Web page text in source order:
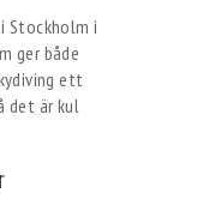
Stockholm i
ger både
ett
det är kul